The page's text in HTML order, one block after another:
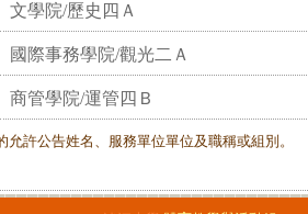
文學院/歷史四Ａ
國際事務學院/觀光二Ａ
商管學院/運管四Ｂ
允許公告姓名、服務單位單位及職稱或組別。